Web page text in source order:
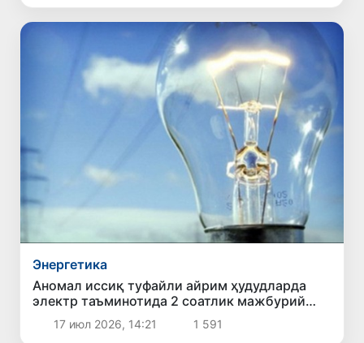
Энергетика
Аномал иссиқ туфайли айрим ҳудудларда
электр таъминотида 2 соатлик мажбурий
чеклов жорий этилди
17 июл 2026, 14:21 1 591